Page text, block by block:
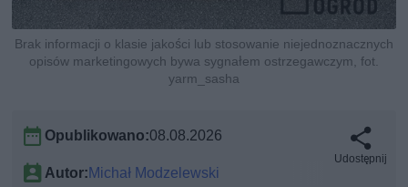
Brak informacji o klasie jakości lub stosowanie niejednoznacznych
opisów marketingowych bywa sygnałem ostrzegawczym, fot.
yarm_sasha
Opublikowano:08.08.2026
Autor: Michał Modzelewski
Udostępnij